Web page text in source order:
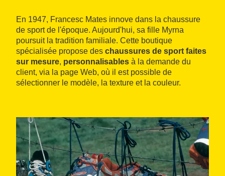
En 1947, Francesc Mates innove dans la chaussure
de sport de l'époque. Aujourd'hui, sa fille Myrna
poursuit la tradition familiale. Cette boutique
spécialisée propose des chaussures de sport faites
sur mesure, personnalisables à la demande du
client, via la page Web, où il est possible de
sélectionner le modèle, la texture et la couleur.